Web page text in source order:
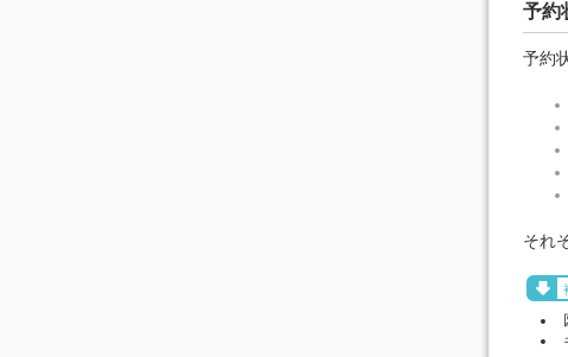
予約
予約
それ